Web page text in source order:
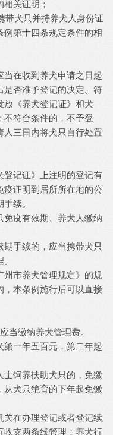
关证明；
犬只并持养犬人身份证
例第十四条规定条件的相
在收到养犬申请之日起
是否准予登记的决定。符
放《养犬登记证》和犬
不符合条件的，不予登
三日内将犬只自行处置
记证》上注明的登记有
证明到居所所在地的公
续。
疫有效期、养犬人缴纳
手续的，应当携带犬只
州市养犬管理规定》的规
，本条例施行后可以直接
当缴纳养犬管理费。
第一年五百元，第二年起
士饲养扶助犬只的，免缴
从犬只绝育的下年起免缴
关在办理登记或者登记续
收支两条线管理；养犬行